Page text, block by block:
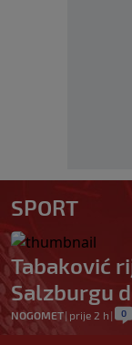
SPORT
Tabaković
Salzburgu
NOGOMET| prije 2 h | 0